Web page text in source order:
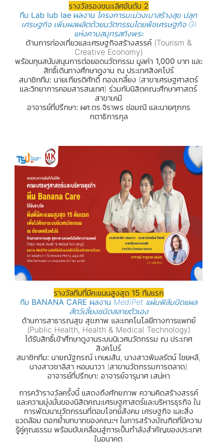
รางวัลรองชนะเลิศอันดับ 2
ทีม Lab lub lae ผลงาน โครงการมะม่วงเบาสร้างสุข ปลุก
เศรษฐกิจ เพิ่มผลผลิตด้วยนวัตกรรมโดยพืชเศรษฐกิจ GI
แห่งคาบสมุทรสทิงพระ
ด้านการท่องเที่ยวและเศรษฐกิจสร้างสรรค์ (Tourism &
Creative Economy)
พร้อมทุนสนับสนุนการต่อยอดนวัตกรรม มูลค่า 1,000 บาท และ
สิทธิ์เดินทางศึกษาดูงาน ณ ประเทศสิงคโปร์
สมาชิกทีม: นายเกียรติศักดิ์ ทองเกลี้ยง (สาขาเศรษฐศาสตร์
และวิทยาการคอมสารสนเทศ) ร่วมกับนิสิตคณะศึกษาศาสตร์
สาขาเคมี
อาจารย์ที่ปรึกษา: ผศ.ดร.จิราพร ช่อมณี และนายศุภกร
กตาธิการกุล
รางวัลทีมที่มีคะแนนสูงสุด 15 ทีมแรก
ทีม BANANA CARE ผลงาน MediPet แผ่นฟิล์มปิดแผล
สัตว์เลี้ยงชนิดสลายตัวเอง
ด้านการสาธารณสุข สุขภาพ และเทคโนโลยีทางการแพทย์
(Public Health, Health & Medical Technology)
ได้รับสิทธิ์เข้าศึกษาดูงานระบบนิเวศนวัตกรรม ณ ประเทศ
สิงคโปร์
สมาชิกทีม: นายณัฐกรณ์ เกษมสัน, นางสาวพิมลรัตน์ ไชยหลี,
นางสาวชาลิสา หอมนาวา (สาขานวัตกรรมการตลาด)
อาจารย์ที่ปรึกษา: อาจารย์จารุมาศ เสน่หา
การคว้ารางวัลครั้งนี้ แสดงถึงศักยภาพ ความคิดสร้างสรรค์
และความมุ่งมั่นของนิสิตคณะเศรษฐศาสตร์และบริหารธุรกิจ ใน
การพัฒนานวัตกรรมที่ตอบโจทย์สังคม เศรษฐกิจ และสิ่ง
แวดล้อม ตอกย้ำบทบาทของคณะฯ ในการสร้างบัณฑิตที่มีความ
รู้คู่คุณธรรม พร้อมขับเคลื่อนสู่การเป็นกำลังสำคัญของประเทศ
ในอนาคต